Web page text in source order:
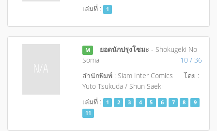
เล่มที่ :
1
M ยอดนักปรุงโซมะ - Shokugeki No
Soma
10 / 36
สำนักพิมพ์ : Siam Inter Comics
โดย :
Yuto Tsukuda / Shun Saeki
เล่มที่ :
1 2 3 4 5 6 7 8
9
11